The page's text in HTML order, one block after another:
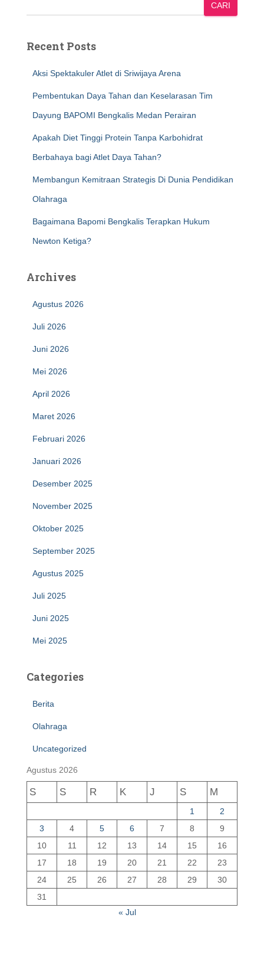
CARI
Recent Posts
Aksi Spektakuler Atlet di Sriwijaya Arena
Pembentukan Daya Tahan dan Keselarasan Tim
Dayung BAPOMI Bengkalis Medan Perairan
Apakah Diet Tinggi Protein Tanpa Karbohidrat
Berbahaya bagi Atlet Daya Tahan?
Membangun Kemitraan Strategis Di Dunia Pendidikan
Olahraga
Bagaimana Bapomi Bengkalis Terapkan Hukum
Newton Ketiga?
Archives
Agustus 2026
Juli 2026
Juni 2026
Mei 2026
April 2026
Maret 2026
Februari 2026
Januari 2026
Desember 2025
November 2025
Oktober 2025
September 2025
Agustus 2025
Juli 2025
Juni 2025
Mei 2025
Categories
Berita
Olahraga
Uncategorized
Agustus 2026
S S R K J S M
1
2
3
4 5 6 7 8
9
10
11 12 13 14 15
16
17
18 19 20 21 22
23
24
25 26 27 28 29
30
31
« Jul